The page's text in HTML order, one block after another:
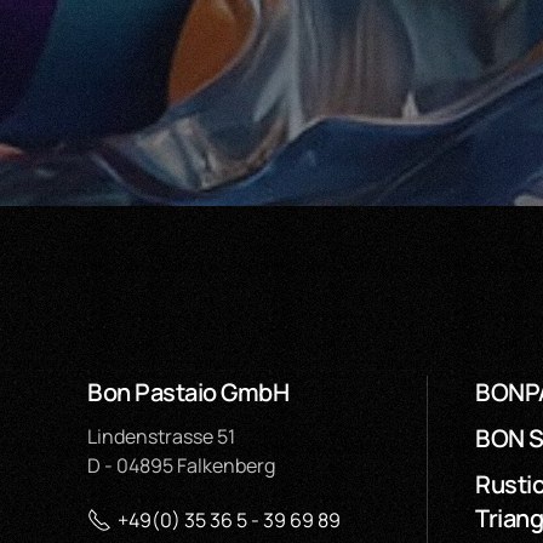
Bon Pastaio GmbH
Lindenstrasse 51
D - 04895 Falkenberg
+49(0) 35 36 5 - 39 69 89
BON